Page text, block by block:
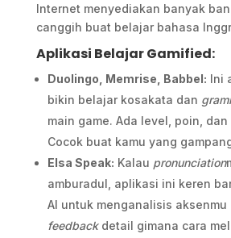
Internet menyediakan banyak
canggih buat belajar bahasa
Aplikasi Belajar Gamified:
Duolingo, Memrise, Babbel: Ini
bikin belajar kosakata dan
main game. Ada level, poin,
Cocok buat kamu yang
Elsa Speak: Kalau pronunciation
amburadul, aplikasi ini keren
AI untuk menganalisis aksenmu
feedbackdetail gimana cara